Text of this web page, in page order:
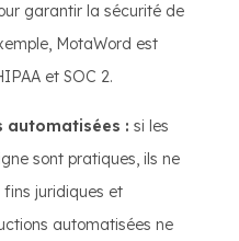
garantir la sécurité de
MotaWord est
et SOC 2.
automatisées : si les
sont pratiques, ils ne
juridiques et
automatisées ne